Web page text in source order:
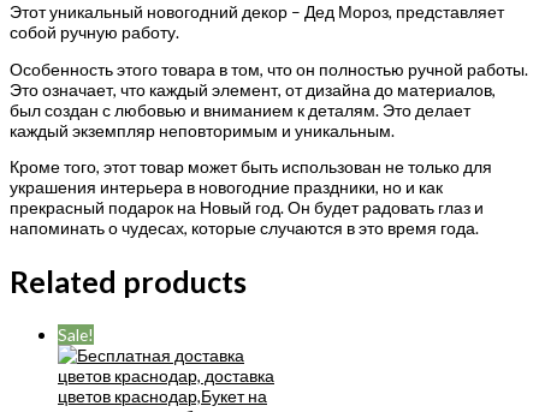
Этот уникальный новогодний декор – Дед Мороз, представляет
собой ручную работу.
Особенность этого товара в том, что он полностью ручной работы.
Это означает, что каждый элемент, от дизайна до материалов,
был создан с любовью и вниманием к деталям. Это делает
каждый экземпляр неповторимым и уникальным.
Кроме того, этот товар может быть использован не только для
украшения интерьера в новогодние праздники, но и как
прекрасный подарок на Новый год. Он будет радовать глаз и
напоминать о чудесах, которые случаются в это время года.
Related products
Sale!